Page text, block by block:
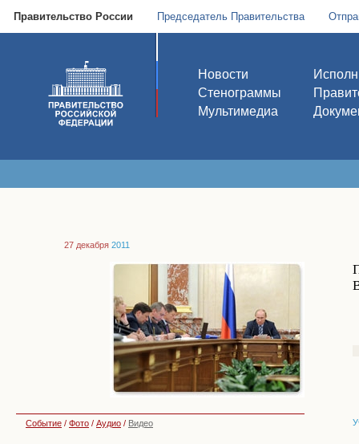
Правительство России Председатель Правительства
Новости
Стенограммы
Мультимедиа
27 декабря 2011
Событие / Фото / Аудио / Видео